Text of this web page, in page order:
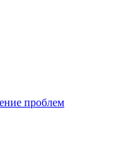
проблем